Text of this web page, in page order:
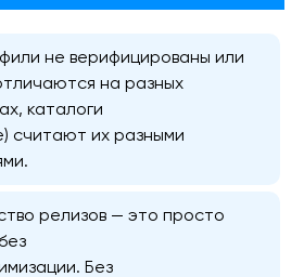
не верифицированы или
на разных
каталоги
считают их разными
релизов — это просто
Без